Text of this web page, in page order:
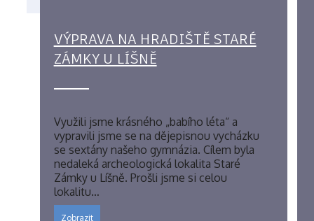
VÝPRAVA NA HRADIŠTĚ STARÉ
ZÁMKY U LÍŠNĚ
Využili jsme krásného „babího léta“ a
vypravili jsme se na dějepisnou vycházku
se sextány našeho gymnázia. Cílem byla
nedaleká archeologická lokalita Staré
Zámky u Líšně. Prošli jsme si celou
lokalitu…
Zobrazit